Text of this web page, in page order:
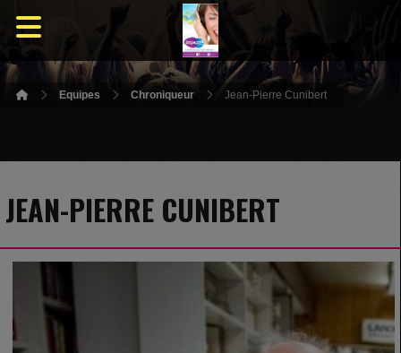
Equipes Chroniqueur Jean-Pierre Cunibert
JEAN-PIERRE CUNIBERT